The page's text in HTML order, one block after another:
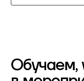
Обучаем,